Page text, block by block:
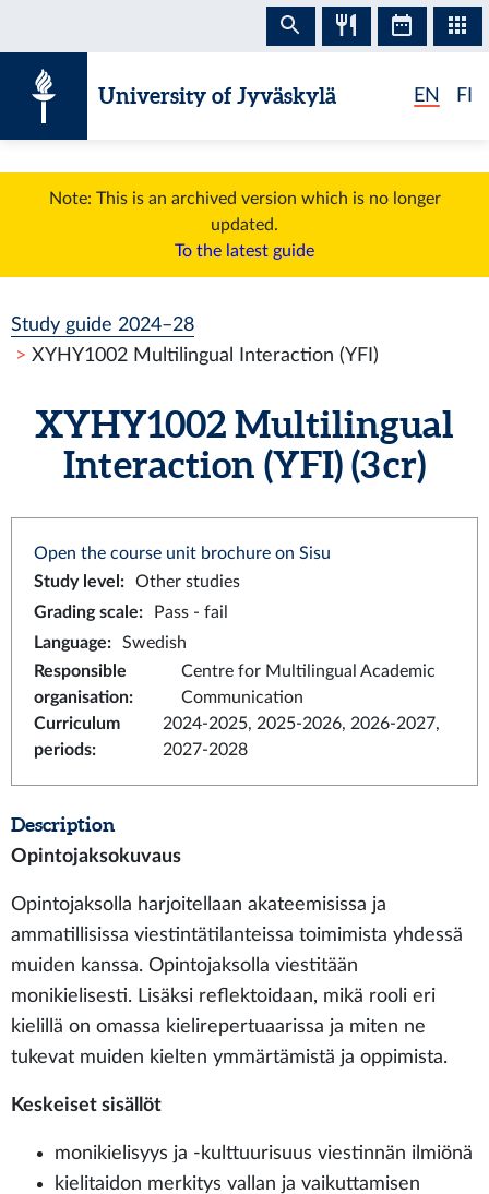
University of Jyväskylä EN FI
Note: This is an archived version which is no longer
updated.
To the latest guide
Study guide 2024–28
XYHY1002 Multilingual Interaction (YFI)
XYHY1002 Multilingual
Interaction (YFI) (3 cr)
Open the course unit brochure on Sisu
Study level :
Other studies
Grading scale:
Pass - fail
Language:
Swedish
Responsible
organisation:
Centre for Multilingual Academic
Communication
Curriculum
periods:
2024-2025, 2025-2026, 2026-2027,
2027-2028
Description
Opintojaksokuvaus
Opintojaksolla harjoitellaan akateemisissa ja
ammatillisissa viestintätilanteissa toimimista yhdessä
muiden kanssa. Opintojaksolla viestitään
monikielisesti. Lisäksi reflektoidaan, mikä rooli eri
kielillä on omassa kielirepertuaarissa ja miten ne
tukevat muiden kielten ymmärtämistä ja oppimista.
Keskeiset sisällöt
monikielisyys ja -kulttuurisuus viestinnän ilmiönä
kielitaidon merkitys vallan ja vaikuttamisen